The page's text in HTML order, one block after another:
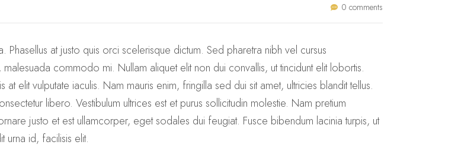
0 comments
at justo quis orci scelerisque dictum. Sed pharetra nibh vel cursus
commodo mi. Nullam aliquet elit non dui convallis, ut tincidunt elit lobortis.
at elit vulputate iaculis. Nam mauris enim, fringilla sed dui sit amet, ultricies blandit tellus.
libero. Vestibulum ultrices est et purus sollicitudin molestie. Nam pretium
justo et est ullamcorper, eget sodales dui feugiat. Fusce bibendum lacinia turpis, ut
urna id, facilisis elit.